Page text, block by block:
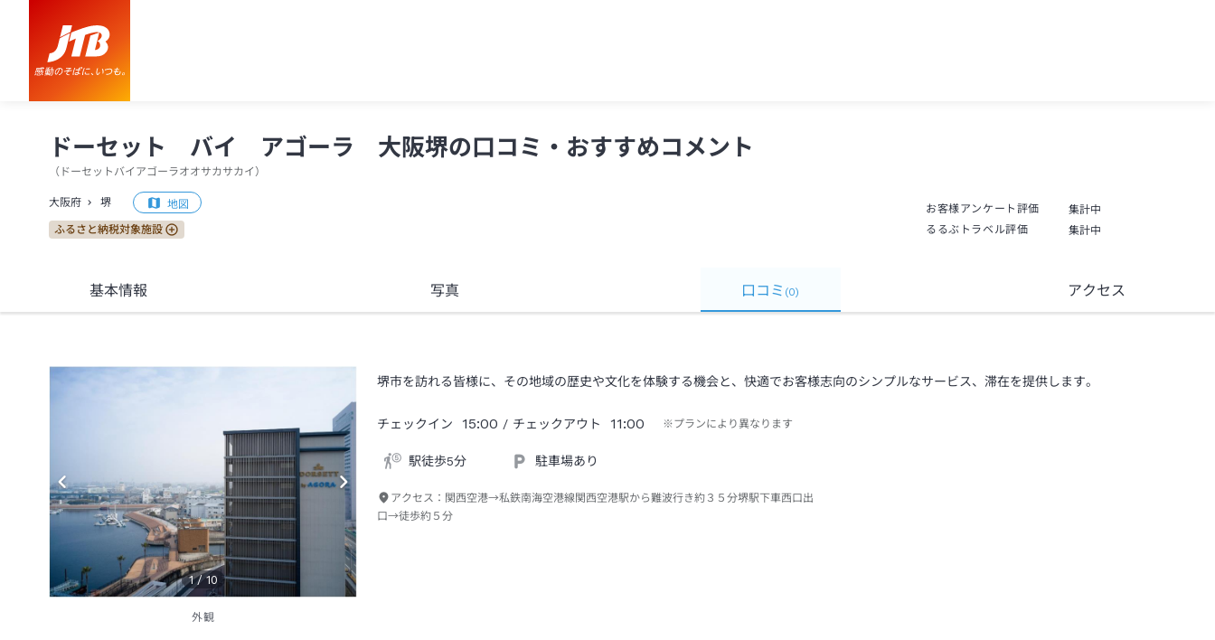
ドーセット バイ アゴーラ 大阪堺の口コミ・おすすめコメント
（ ドーセットバイアゴーラオオサカサカイ ）
大阪府 堺 地図
ふるさと納税対象施設
お客様アンケート評価
集計中
るるぶトラベル評価
集計中
基本情報 写真 口コミ (0) アクセス
1 /10
外観
堺市を訪れる皆様に、その地域の歴史や文化を体験する機会と、快適でお客様志向のシンプルなサービス、滞在を提供します。
チェックイン 15:00 / チェックアウト 11:00 ※プランにより異なります
駅徒歩5分 駐車場あり
アクセス： 関西空港→私鉄南海空港線関西空港駅から難波行き約３５分堺駅下車西口出
口→徒歩約５分